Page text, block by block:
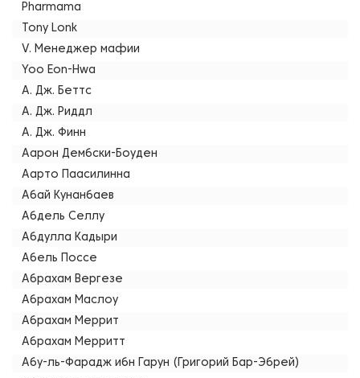
Pharmama
Tony Lonk
V. Менеджер мафии
Yoo Eon-Hwa
А. Дж. Беттс
А. Дж. Риддл
А. Дж. Финн
Аарон Дембски-Боуден
Аарто Паасилинна
Абай Кунанбаев
Абдель Селлу
Абдулла Кадыри
Абель Поссе
Абрахам Вергезе
Абрахам Маслоу
Абрахам Меррит
Абрахам Мерритт
Абу-ль-Фарадж ибн Гарун (Григорий Бар-Эбрей)